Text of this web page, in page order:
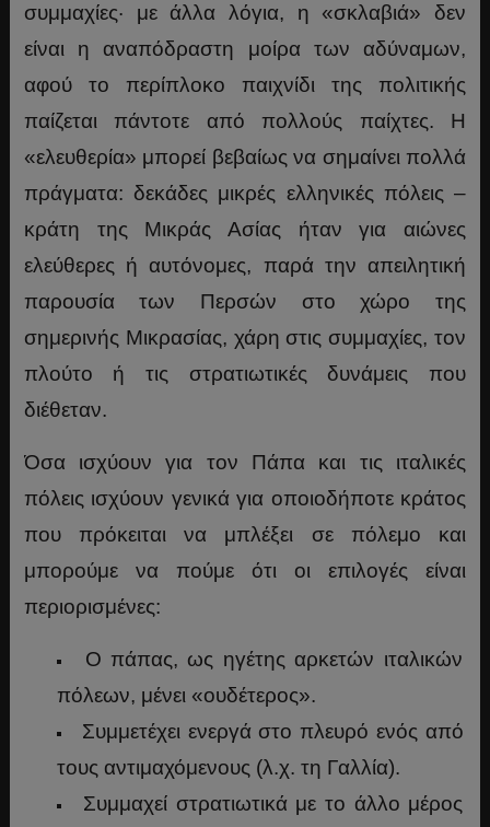
συμμαχίες· με άλλα λόγια, η «σκλαβιά» δεν
είναι η αναπόδραστη μοίρα των αδύναμων,
αφού το περίπλοκο παιχνίδι της πολιτικής
παίζεται πάντοτε από πολλούς παίχτες. Η
«ελευθερία» μπορεί βεβαίως να σημαίνει πολλά
πράγματα: δεκάδες μικρές ελληνικές πόλεις –
κράτη της Μικράς Ασίας ήταν για αιώνες
ελεύθερες ή αυτόνομες, παρά την απειλητική
παρουσία των Περσών στο χώρο της
σημερινής Μικρασίας, χάρη στις συμμαχίες, τον
πλούτο ή τις στρατιωτικές δυνάμεις που
διέθεταν.
Όσα ισχύουν για τον Πάπα και τις ιταλικές
πόλεις ισχύουν γενικά για οποιοδήποτε κράτος
που πρόκειται να μπλέξει σε πόλεμο και
μπορούμε να πούμε ότι οι επιλογές είναι
περιορισμένες:
Ο πάπας, ως ηγέτης αρκετών ιταλικών
πόλεων, μένει «ουδέτερος».
Συμμετέχει ενεργά στο πλευρό ενός από
τους αντιμαχόμενους (λ.χ. τη Γαλλία).
Συμμαχεί στρατιωτικά με το άλλο μέρος